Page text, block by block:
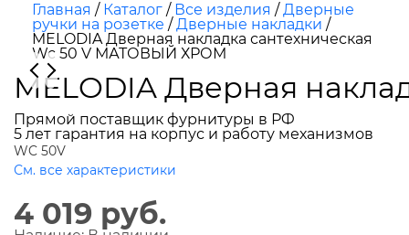
Главная / Каталог / Все изделия /Дверные
ручки на розетке /Дверные накладки /
MELODIA Дверная накладка сантехническая
Wc 50 V МАТОВЫЙ ХРОМ
MELODIA Дверная
Прямой поставщик фурнитуры в РФ
5 лет гарантия на корпус и работу механизмов
WC 50V
См. все характеристики
4 019 руб.